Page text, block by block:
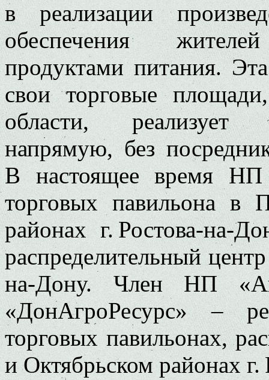
в реализации
обеспечения
продуктами питания.
свои торговые
области, реализует
напрямую, без
В настоящее время
торговых павильона в
районах г. Ростова-на-
распределительный
на-Дону. Член НП
«ДонАгроРесурс» –
торговых павильонах,
и Октябрьском районах